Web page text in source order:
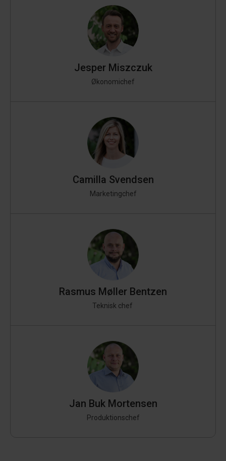
Jesper Miszczuk
Økonomichef
Camilla Svendsen
Marketingchef
Rasmus Møller Bentzen
Teknisk chef
Jan Buk Mortensen
Produktionschef